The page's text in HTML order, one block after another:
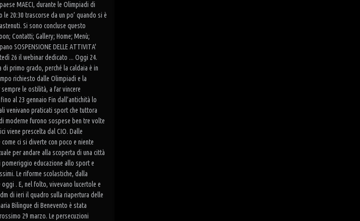
MAECI, durante le Olimpiadi di
20:30 trascorse da un po’ quando si è
Si sono concluse questo
Contatti; Gallery; Home; Menù;
SOSPENSIONE DELLE ATTIVITA'
26 il webinar dedicato ... Oggi 24.
primo grado, perché la caldaia è in
richiesto dalle Olimpiadi e la
le ostilità, a far vincere
al 23 gennaio Fin dall’antichità lo
venivano praticati sport che tuttora
moderne furono sospese ben tre volte
viene prescelta dal CIO. Dalle
ci si diverte con poco e niente
per andare alla scoperta di una città
pomeriggio educazione allo sport e
Le riforme scolastiche, dalla
. E, nel folto, vivevano lucertole e
di ieri il quadro sulla riapertura delle
Bilingue di Benevento è stata
29 marzo. Le persecuzioni